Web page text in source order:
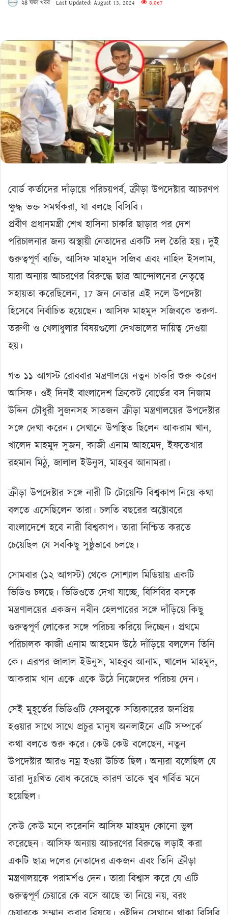
২৪ ঘন্টা খবর Last Updated: August 13, 2024 8,067
বোর্ড কর্তাদের দাঁড়ায়ে পরিচয়পর্ব, ক্রীড়া উপদেষ্টার আচরণপ
ক্ষুদ্ধ ভক্ত সমর্থকরা, যা বলছে বিসিবি।
প্রবীণ প্রধানমন্ত্রী শেখ হাসিনা চাকরি ছাড়ার পর দেশ
পরিচালনার জন্য অস্থায়ী নেতাদের একটি দল তৈরি হয়। দুই
গুরুত্বপূর্ণ ব্যক্তি, আসিফ মাহমুদ সজিব এবং নাহিদ ইসলাম,
যারা অন্যায় আচরণের বিরুদ্ধে ছাত্র আন্দোলনের নেতৃত্বে
সহায়তা করেছিলেন, 17 জন নেতার এই দলে উপদেষ্টা
হিসেবে নির্বাচিত হয়েছেন। আসিফ মাহমুদ সজিবকে তরুণ-
তরুণী ও খেলাধুলার বিষয়গুলো দেখভালের দায়িত্ব দেওয়া
হয়।
গত ১১ আগস্ট রোববার মন্ত্রণালয়ে নতুন চাকরি শুরু করেন
আসিফ। ওই দিনই বাংলাদেশ ক্রিকেট বোর্ডের বস নিজাম
উদ্দিন চৌধুরী সুজনসহ সাতজন ক্রীড়া মন্ত্রণালয়ের উপদেষ্টার
সঙ্গে দেখা করেন। সেখানে উপস্থিত ছিলেন আকরাম খান,
খালেদ মাহমুদ সুজন, কাজী এনাম আহমেদ, ইফতেখার
রহমান মিঠু, জালাল ইউনুস, মাহবুব আনামরা।
ক্রীড়া উপদেষ্টার সঙ্গে নারী টি-টোয়েন্টি বিশ্বকাপ নিয়ে কথা
বলতে এসেছিলেন তারা। চলতি বছরের অক্টোবরে
বাংলাদেশে হবে নারী বিশ্বকাপ। তারা নিশ্চিত করতে
চেয়েছিল যে সবকিছু সুষ্ঠুভাবে চলছে।
সোমবার (১২ আগস্ট) থেকে সোশ্যাল মিডিয়ায় একটি
ভিডিও চলছে। ভিডিওতে দেখা যাচ্ছে, বিসিবির বসকে
মন্ত্রণালয়ের একজন নবীন হেলপারের সঙ্গে দাঁড়িয়ে কিছু
গুরুত্বপূর্ণ লোকের সঙ্গে পরিচয় করিয়ে দিচ্ছেন। প্রথমে
পরিচালক কাজী এনাম আহমেদ উঠে দাঁড়িয়ে বললেন তিনি
কে। এরপর জালাল ইউনুস, মাহবুব আনাম, খালেদ মাহমুদ,
আকরাম খান একে একে উঠে নিজেদের পরিচয় দেন।
সেই মুহূর্তের ভিডিওটি ফেসবুকে সত্যিকারের জনপ্রিয়
হওয়ার সাথে সাথে প্রচুর মানুষ অনলাইনে এটি সম্পর্কে
কথা বলতে শুরু করে। কেউ কেউ বলেছেন, নতুন
উপদেষ্টার আরও নম্র হওয়া উচিত ছিল। অন্যরা বলেছিল যে
তারা দুঃখিত বোধ করেছে কারণ তাকে খুব গর্বিত মনে
হয়েছিল।
কেউ কেউ মনে করেননি আসিফ মাহমুদ কোনো ভুল
করেছেন। আসিফ অন্যায় আচরণের বিরুদ্ধে লড়াই করা
একটি ছাত্র দলের নেতাদের একজন এবং তিনি ক্রীড়া
মন্ত্রণালয়কে পরামর্শও দেন। তারা বিশ্বাস করে যে এটি
গুরুত্বপূর্ণ চেয়ারে কে বসে আছে তা নিয়ে নয়, বরং